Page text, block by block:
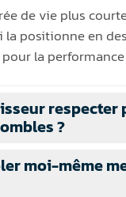
de vie plus
la positionne en
la
respecter
?
moi-même